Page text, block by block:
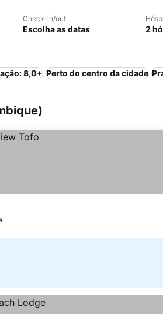
Check-in/out
Escolha as datas 2
8,0+ Perto do centro da cidade